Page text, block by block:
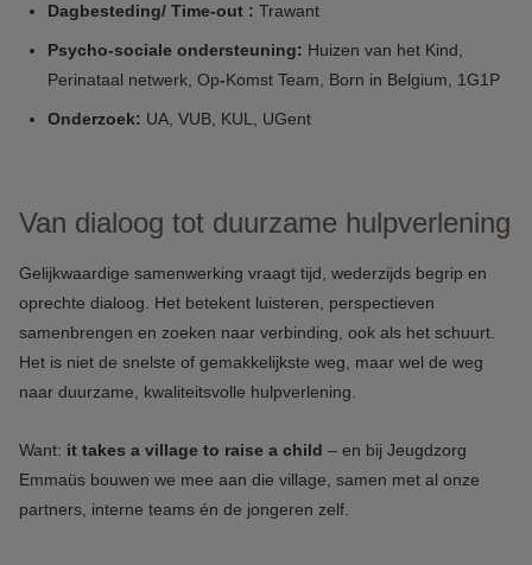
Dagbesteding/ Time-out : Trawant
Psycho-sociale ondersteuning: Huizen van het Kind,
Perinataal netwerk, Op-Komst Team, Born in Belgium, 1G1P
Onderzoek: UA, VUB, KUL, UGent
Van dialoog tot duurzame hulpverlening
Gelijkwaardige samenwerking vraagt tijd, wederzijds begrip en
oprechte dialoog. Het betekent luisteren, perspectieven
samenbrengen en zoeken naar verbinding, ook als het schuurt.
Het is niet de snelste of gemakkelijkste weg, maar wel de weg
naar duurzame, kwaliteitsvolle hulpverlening.
Want: it takes a village to raise a child – en bij Jeugdzorg
Emmaüs bouwen we mee aan die village, samen met al onze
partners, interne teams én de jongeren zelf.